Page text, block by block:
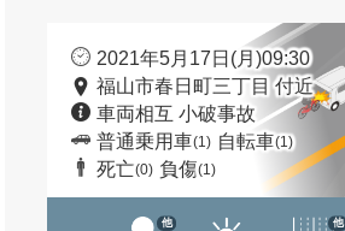
2021年5月17日(月)09:30
福山市春日町三丁目 付近
車両相互 小破事故
普通乗用車(1) 自転車(1)
死亡(0) 負傷(1)
他 他